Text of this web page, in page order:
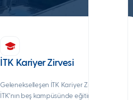
İTK Kariyer Zirvesi
Gelenekselleşen İTK Kariyer Zirvesi’nde
İTK’nın beş kampüsünde eğitim gören